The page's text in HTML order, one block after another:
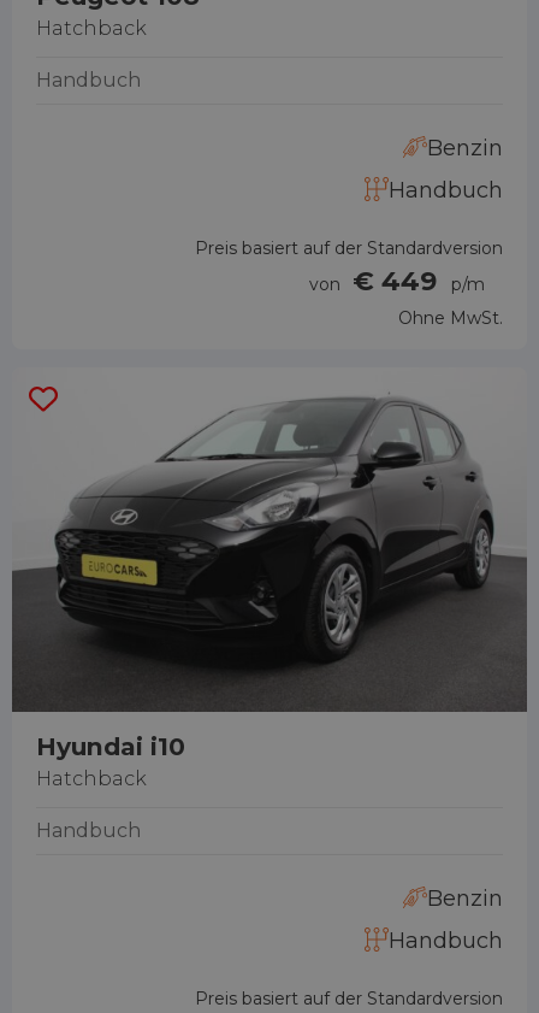
Hatchback
Handbuch
Benzin
Handbuch
Preis basiert auf der Standardversion
von
€ 449
p/m
Ohne MwSt.
Hyundai i10
Hatchback
Handbuch
Benzin
Handbuch
Preis basiert auf der Standardversion